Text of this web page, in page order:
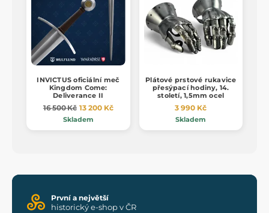
INVICTUS oficiální meč
Kingdom Come:
Deliverance II
16 500 Kč 13 200 Kč
Skladem
Plátové prstové rukavice
přesýpací hodiny, 14.
století, 1,5mm ocel
3 990 Kč
Skladem
První a největší
historický e-shop v ČR